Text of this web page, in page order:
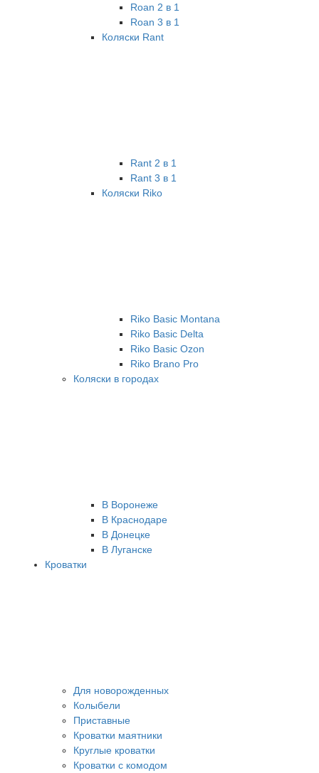
Roan 2 в 1
Roan 3 в 1
Коляски Rant
Rant 2 в 1
Rant 3 в 1
Коляски Riko
Riko Basic Montana
Riko Basic Delta
Riko Basic Ozon
Riko Brano Pro
Коляски в городах
В Воронеже
В Краснодаре
В Донецке
В Луганске
Кроватки
Для новорожденных
Колыбели
Приставные
Кроватки маятники
Круглые кроватки
Кроватки с комодом